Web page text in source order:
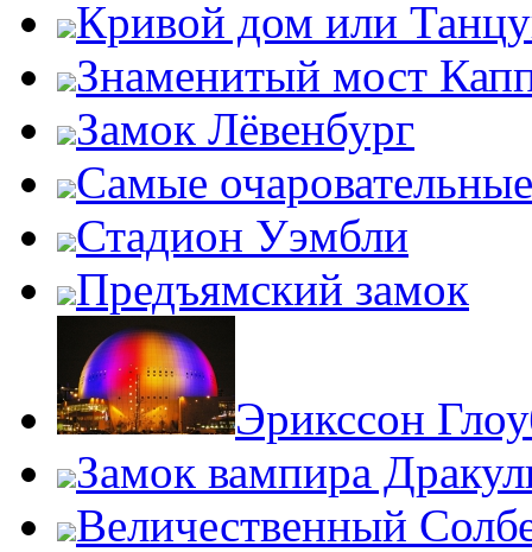
Кривой дом или
Знаменитый мост
Замок Лёвенбург
Самые
Стадион Уэмбли
Предъямский замок
Эрикссон
Замок вампира
Величественный